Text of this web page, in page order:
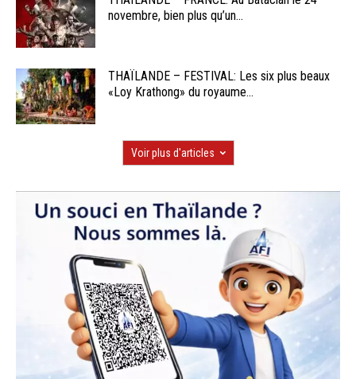
novembre, bien plus qu’un...
THAÏLANDE – FESTIVAL: Les six plus beaux
«Loy Krathong» du royaume...
Voir plus d'articles